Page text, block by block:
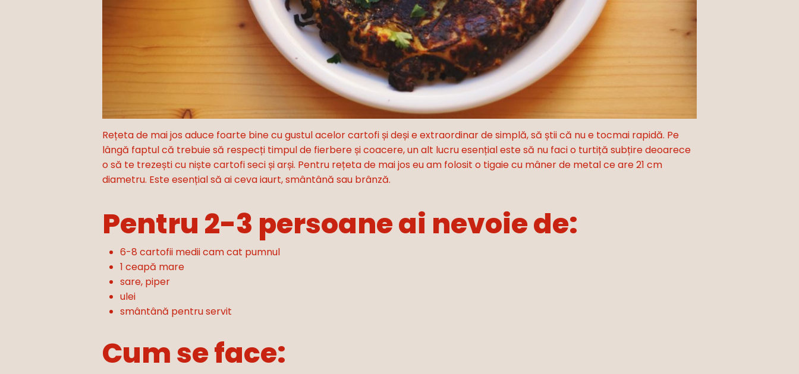
Rețeta de mai jos aduce foarte bine cu gustul acelor cartofi și deși e extraordinar de simplă, să știi că nu e tocmai rapidă. Pe
lângă faptul că trebuie să respecți timpul de fierbere și coacere, un alt lucru esențial este să nu faci o turtiță subțire deoarece
o să te trezești cu niște cartofi seci și arși. Pentru rețeta de mai jos eu am folosit o tigaie cu mâner de metal ce are 21 cm
diametru. Este esențial să ai ceva iaurt, smântână sau brânză.
Pentru 2-3 persoane ai nevoie de:
6-8 cartofii medii cam cat pumnul
1 ceapă mare
sare, piper
ulei
smântână pentru servit
Cum se face: